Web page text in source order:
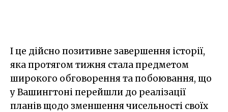
І це дійсно позитивне завершення історії,
яка протягом тижня стала предметом
широкого обговорення та побоювання, що
у Вашингтоні перейшли до реалізації
планів щодо зменшення чисельності своїх